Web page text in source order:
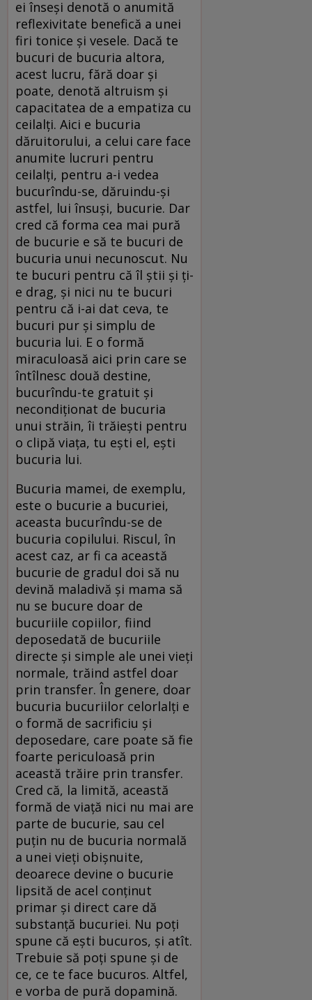
ei înseşi denotă o anumită
reflexivitate benefică a unei
firi tonice şi vesele. Dacă te
bucuri de bucuria altora,
acest lucru, fără doar şi
poate, denotă altruism şi
capacitatea de a empatiza cu
ceilalţi. Aici e bucuria
dăruitorului, a celui care face
anumite lucruri pentru
ceilalţi, pentru a-i vedea
bucurîndu-se, dăruindu-şi
astfel, lui însuşi, bucurie. Dar
cred că forma cea mai pură
de bucurie e să te bucuri de
bucuria unui necunoscut. Nu
te bucuri pentru că îl ştii şi ţi-
e drag, şi nici nu te bucuri
pentru că i-ai dat ceva, te
bucuri pur şi simplu de
bucuria lui. E o formă
miraculoasă aici prin care se
întîlnesc două destine,
bucurîndu-te gratuit şi
necondiţionat de bucuria
unui străin, îi trăieşti pentru
o clipă viaţa, tu eşti el, eşti
bucuria lui.
Bucuria mamei, de exemplu,
este o bucurie a bucuriei,
aceasta bucurîndu-se de
bucuria copilului. Riscul, în
acest caz, ar fi ca această
bucurie de gradul doi să nu
devină maladivă şi mama să
nu se bucure doar de
bucuriile copiilor, fiind
deposedată de bucuriile
directe şi simple ale unei vieţi
normale, trăind astfel doar
prin transfer. În genere, doar
bucuria bucuriilor celorlalţi e
o formă de sacrificiu şi
deposedare, care poate să fie
foarte periculoasă prin
această trăire prin transfer.
Cred că, la limită, această
formă de viaţă nici nu mai are
parte de bucurie, sau cel
puţin nu de bucuria normală
a unei vieţi obişnuite,
deoarece devine o bucurie
lipsită de acel conţinut
primar şi direct care dă
substanţă bucuriei. Nu poţi
spune că eşti bucuros, şi atît.
Trebuie să poţi spune şi de
ce, ce te face bucuros. Altfel,
e vorba de pură dopamină.